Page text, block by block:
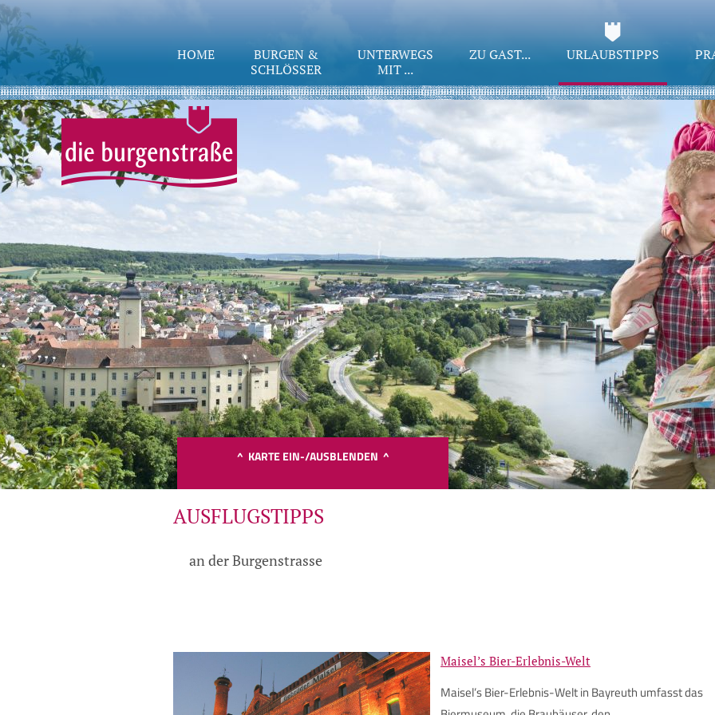
HOME
BURGEN &
SCHLÖSSER
UNTERWEGS
MIT ...
ZU GAST... URLAUBSTIPPS
AUSFLUGSTIPPS
an der Burgenstrasse
Maisel’s Bier-Erlebnis-Welt
Maisel’s Bier-Erlebnis-Welt in Bayreuth umfasst das